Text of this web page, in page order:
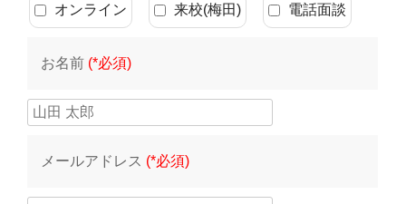
オンライン 来校(梅田) 電話面談
お名前 (*必須)
メールアドレス (*必須)